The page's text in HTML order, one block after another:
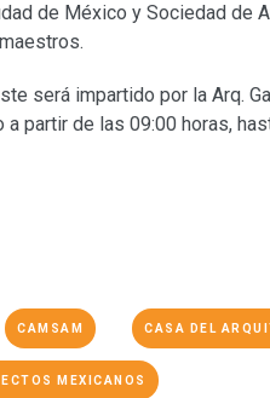
de México y Sociedad de
será impartido por la Arq.
partir de las 09:00 horas,
CAMSAM CASA DEL
MEXICANOS